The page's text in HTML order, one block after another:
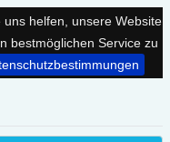
helfen, unsere Website
bestmöglichen Service zu